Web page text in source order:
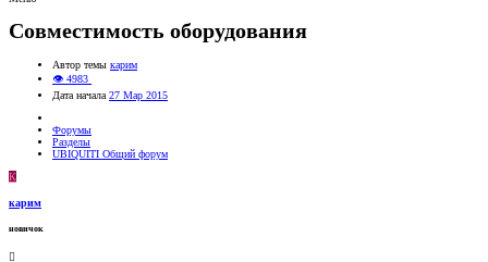
Совместимость оборудования
Автор темы карим
👁 4983
Дата начала 27 Мар 2015
Форумы
Разделы
UBIQUITI Общий форум
К
карим
новичок